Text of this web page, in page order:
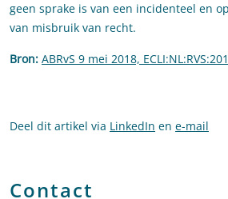
geen sprake is van een incidenteel en
van misbruik van recht.
Bron: ABRvS 9 mei 2018,
Deel dit artikel via LinkedIn en e-mail
Contact